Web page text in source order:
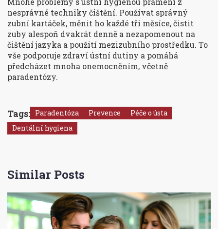
nesprávné techniky čištění. Používat správný
zubní kartáček, měnit ho každé tři měsíce, čistit
zuby alespoň dvakrát denně a nezapomenout na
čištění jazyka a použití mezizubního prostředku. To
vše podporuje zdraví ústní dutiny a pomáhá
předcházet mnoha onemocněním, včetně
paradentózy.
Tags: Paradentóza Prevence
Péče o ústa
Dentální hygiena
Similar Posts